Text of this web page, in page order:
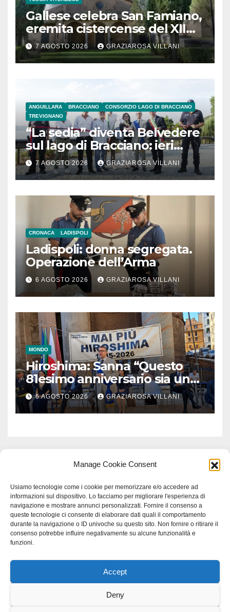
Manage Cookie Consent
Usiamo tecnologie come i cookie per memorizzare e/o accedere ad
informazioni sul dispositivo. Lo facciamo per migliorare l'esperienza di
navigazione e mostrare annunci personalizzati. Fornire il consenso a
queste tecnologie ci consente di elaborare dati quali il comportamento
durante la navigazione o ID univoche su questo sito. Non fornire o ritirare il
consenso potrebbe influire negativamente su alcune funzionalità e
funzioni.
Accept
Deny
Gallese celebra San Famiano,
eremita cistercense del XII
secolo
7 AGOSTO 2026 GRAZIAROSA VILLANI
ANGUILLARA BRACCIANO
CONSORZIO LAGO DI BRACCIANO
TREVIGNANO
“La sedia” diventa Belvedere
sul lago di Bracciano: ieri
l’inaugurazione
7 AGOSTO 2026 GRAZIAROSA VILLANI
CRONACA LADISPOLI
Ladispoli: donna segregata.
Operazione dell’Arma
6 AGOSTO 2026 GRAZIAROSA VILLANI
MONDO
Hiroshima: Sanna “Questo
81esimo anniversario sia un
monito per tutti”
6 AGOSTO 2026 GRAZIAROSA VILLANI
Proudly powered by WordPress|Tema: Newspaperex di
Scienzastudio specialistico bracciano